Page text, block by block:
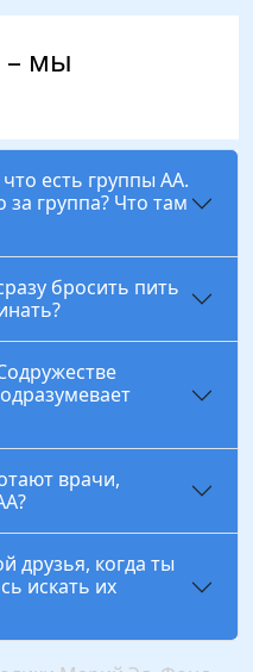
– мы
есть группы АА.
группа? Что там
бросить пить
врачи,
друзья, когда ты
искать их